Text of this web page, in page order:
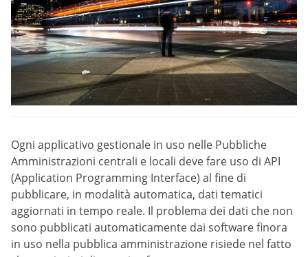
Ogni applicativo gestionale in uso nelle Pubbliche
Amministrazioni centrali e locali deve fare uso di API
(Application Programming Interface) al fine di
pubblicare, in modalità automatica, dati tematici
aggiornati in tempo reale. Il problema dei dati che non
sono pubblicati automaticamente dai software finora
in uso nella pubblica amministrazione risiede nel fatto